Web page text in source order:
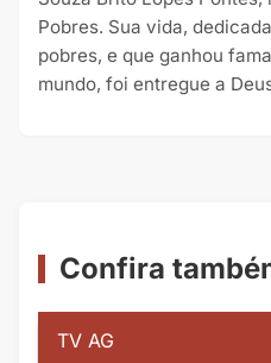
Pobres. Sua vida,
pobres, e que ganhou
mundo, foi entregue a
Confira
TV AG